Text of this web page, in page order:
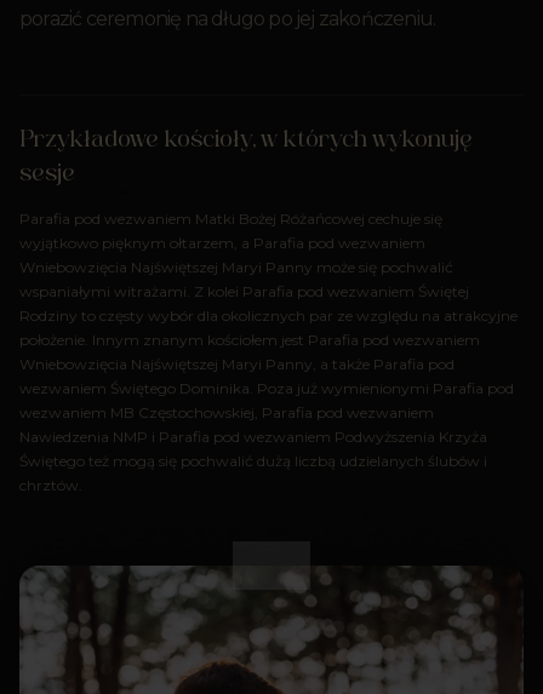
porazić ceremonię na długo po jej zakończeniu.
Przykładowe kościoły, w których wykonuję
sesje
Parafia pod wezwaniem Matki Bożej Różańcowej cechuje się
wyjątkowo pięknym ołtarzem, a Parafia pod wezwaniem
Wniebowzięcia Najświętszej Maryi Panny może się pochwalić
wspaniałymi witrażami. Z kolei Parafia pod wezwaniem Świętej
Rodziny to częsty wybór dla okolicznych par ze względu na atrakcyjne
położenie. Innym znanym kościołem jest Parafia pod wezwaniem
Wniebowzięcia Najświętszej Maryi Panny, a także Parafia pod
wezwaniem Świętego Dominika. Poza już wymienionymi Parafia pod
wezwaniem MB Częstochowskiej, Parafia pod wezwaniem
Nawiedzenia NMP i Parafia pod wezwaniem Podwyższenia Krzyża
Świętego też mogą się pochwalić dużą liczbą udzielanych ślubów i
chrztów.